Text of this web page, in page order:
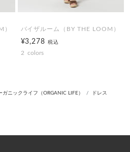
） バイザルーム（BY THE LOOM）
¥3,278税込
2 colors
ガニックライフ（ORGANIC LIFE）
ドレス